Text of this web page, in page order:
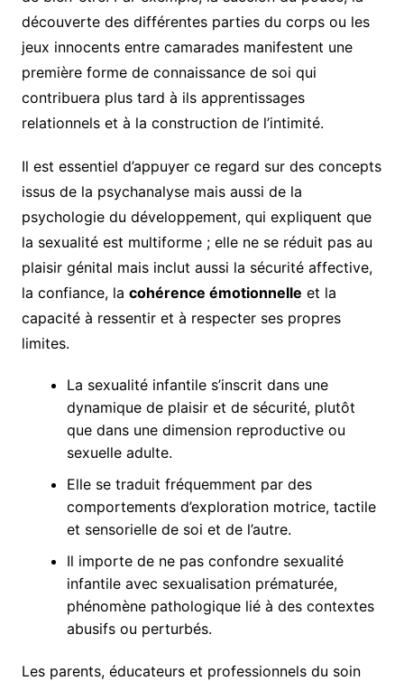
découverte des différentes parties du corps ou les
jeux innocents entre camarades manifestent une
première forme de connaissance de soi qui
contribuera plus tard à ils apprentissages
relationnels et à la construction de l’intimité.
Il est essentiel d’appuyer ce regard sur des concepts
issus de la psychanalyse mais aussi de la
psychologie du développement, qui expliquent que
la sexualité est multiforme ; elle ne se réduit pas au
plaisir génital mais inclut aussi la sécurité affective,
la confiance, la cohérence émotionnelle et la
capacité à ressentir et à respecter ses propres
limites.
La sexualité infantile s’inscrit dans une
dynamique de plaisir et de sécurité, plutôt
que dans une dimension reproductive ou
sexuelle adulte.
Elle se traduit fréquemment par des
comportements d’exploration motrice, tactile
et sensorielle de soi et de l’autre.
Il importe de ne pas confondre sexualité
infantile avec sexualisation prématurée,
phénomène pathologique lié à des contextes
abusifs ou perturbés.
Les parents, éducateurs et professionnels du soin